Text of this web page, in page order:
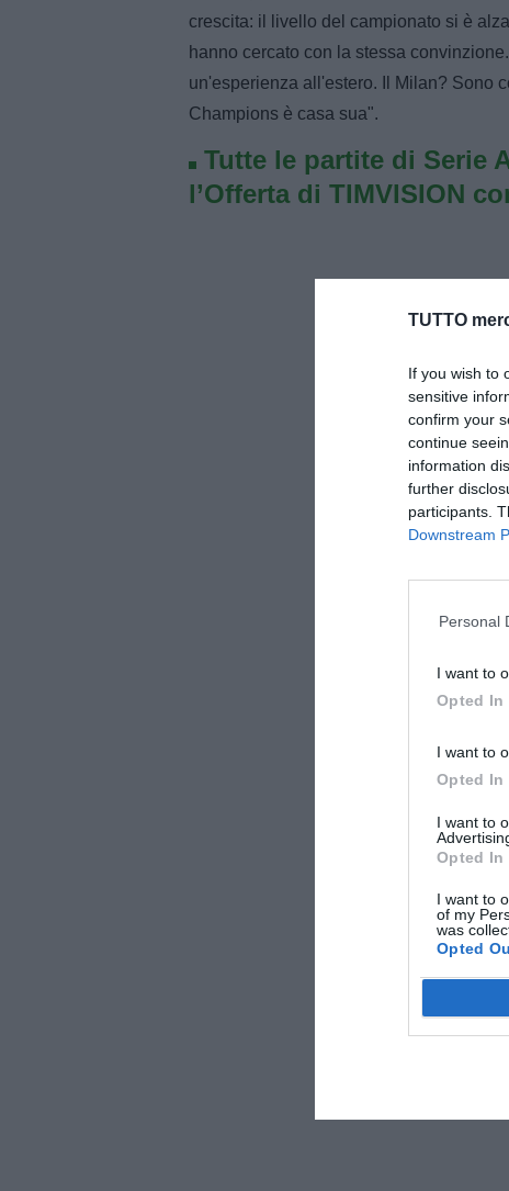
TUTTO
If you wish to
sensitive
confirm your
continue
information
further
participants.
Downstream
Personal
I want to
Opted In
I want to
Opted In
I want to
Opted In
I want to
of my
was
Opted
crescita: il livello del campionato si è
hanno cercato con la stessa
un'esperienza all'estero. Il Milan? Sono
Champions è casa sua".
Tutte le partite di Serie
l’Offerta di TIMVISION